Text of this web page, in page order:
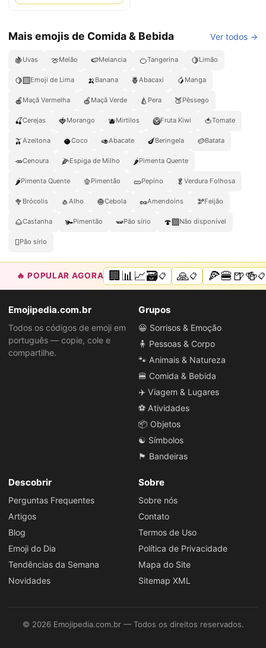
Mais emojis de Comida & Bebida Ver todos →
🍇Uvas 🍈Melão 🍉Melancia 🍊Tangerina 🍋Limão
🍋‍🟩Emoji de Lima 🍌 Banana 🍍 Abacaxi 🥭 Manga
🍎 Maçã Vermelha 🍏 Maçã Verde 🍐 Pera 🍑Pêssego
🍒Cerejas 🍓Morango 🫐Mirtilos 🥝Fruta Kiwi 🍅Tomate
🫒Azeitona 🥥Coco 🥑Abacate 🍆Beringela 🥔Batata
🥕Cenoura 🌽Espiga de Milho 🌶️Pimenta Quente
🌶Pimenta Quente 🫑 Pimentão 🥒Pepino 🥬 Verdura Folhosa
🥦 Brócolis 🧄 Alho 🧅Cebola 🥜Amendoins 🫘Feijão
🌰Castanha 🫚Pimentão 🫛Pão sírio 🍄‍🟫Não disponível
🫜Pão sírio
🔥 POPULAR AGORA 🏢📊📈🗃️📋 🙏📋 🍕🍔🍺🍻📋
Emojipedia.com.br
Todos os códigos de emoji em
português — copie, cole e
compartilhe.
Grupos
😀 Sorrisos & Emoção
🧍 Pessoas & Corpo
🐾 Animais & Natureza
🍔 Comida & Bebida
✈️ Viagem & Lugares
⚽ Atividades
📦 Objetos
☯️ Símbolos
🏴 Bandeiras
Descobrir
Perguntas Frequentes
Artigos
Blog
Emoji do Dia
Tendências da Semana
Novidades
Sobre
Sobre nós
Contato
Termos de Uso
Política de Privacidade
Mapa do Site
Sitemap XML
© 2026 Emojipedia.com.br — Todos os direitos reservados.